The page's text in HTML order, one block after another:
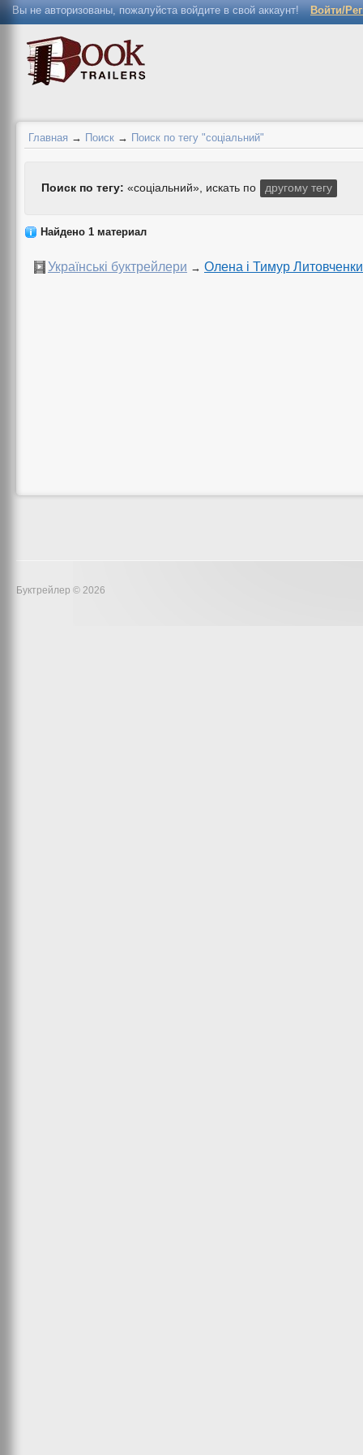
Вы не авторизованы, пожалуйста войдите в свой аккаунт! Войти/
Главная → Поиск → Поиск по тегу "соціальний"
Поиск по тегу: «соціальний», искать по другому тегу
Найдено 1 материал
Українські буктрейлери → Олена і Тимур
Буктрейлер © 2026